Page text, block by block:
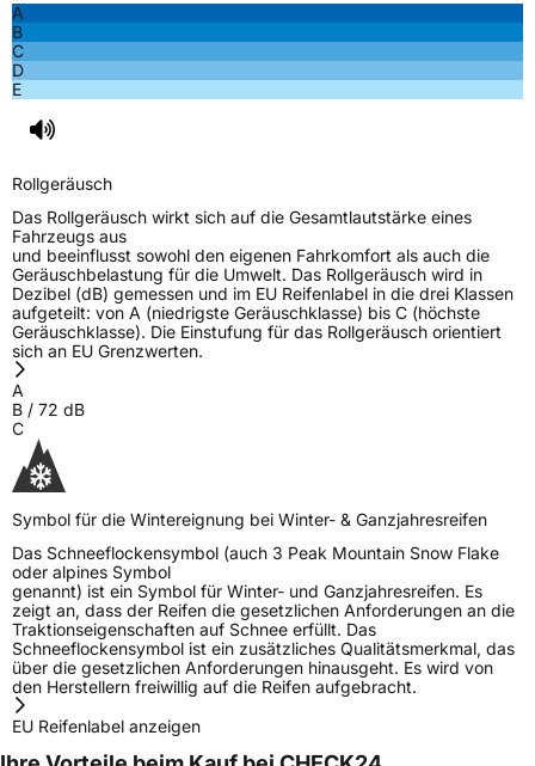
A
B
C
D
E
Rollgeräusch
Das Rollgeräusch wirkt sich auf die Gesamtlautstärke eines
Fahrzeugs aus
und beeinflusst sowohl den eigenen Fahrkomfort als auch die
Geräuschbelastung für die Umwelt. Das Rollgeräusch wird in
Dezibel (dB) gemessen und im EU Reifenlabel in die drei Klassen
aufgeteilt: von A (niedrigste Geräuschklasse) bis C (höchste
Geräuschklasse). Die Einstufung für das Rollgeräusch orientiert
sich an EU Grenzwerten.
A
B / 72 dB
C
Symbol für die Wintereignung bei Winter- & Ganzjahresreifen
Das Schneeflockensymbol (auch 3 Peak Mountain Snow Flake
oder alpines Symbol
genannt) ist ein Symbol für Winter- und Ganzjahresreifen. Es
zeigt an, dass der Reifen die gesetzlichen Anforderungen an die
Traktionseigenschaften auf Schnee erfüllt. Das
Schneeflockensymbol ist ein zusätzliches Qualitätsmerkmal, das
über die gesetzlichen Anforderungen hinausgeht. Es wird von
den Herstellern freiwillig auf die Reifen aufgebracht.
EU Reifenlabel anzeigen